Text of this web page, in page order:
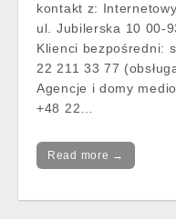
kontakt z:
ul. Jubilerska 10 00-
Klienci bezpośredni:
22 211 33 77
Agencje i domy
+48 22…
Read more →